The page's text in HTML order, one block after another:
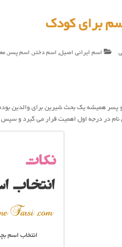
برای کودک
اسم ایرانی اصیل, اسم دختر , اسم پسر ,
پسر همیشه یک بحث شیرین برای والدین بوده
نام در درجه اول اهمیت قرار می گیرد و سپس
انتخاب اسم